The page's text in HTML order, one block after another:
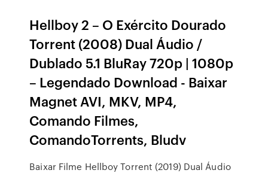
Hellboy 2 – O Exército Dourado
Torrent (2008) Dual Áudio /
Dublado 5.1 BluRay 720p | 1080p
– Legendado Download - Baixar
Magnet AVI, MKV, MP4,
Comando Filmes,
ComandoTorrents, Bludv
Baixar Filme Hellboy Torrent (2019) Dual Áudio